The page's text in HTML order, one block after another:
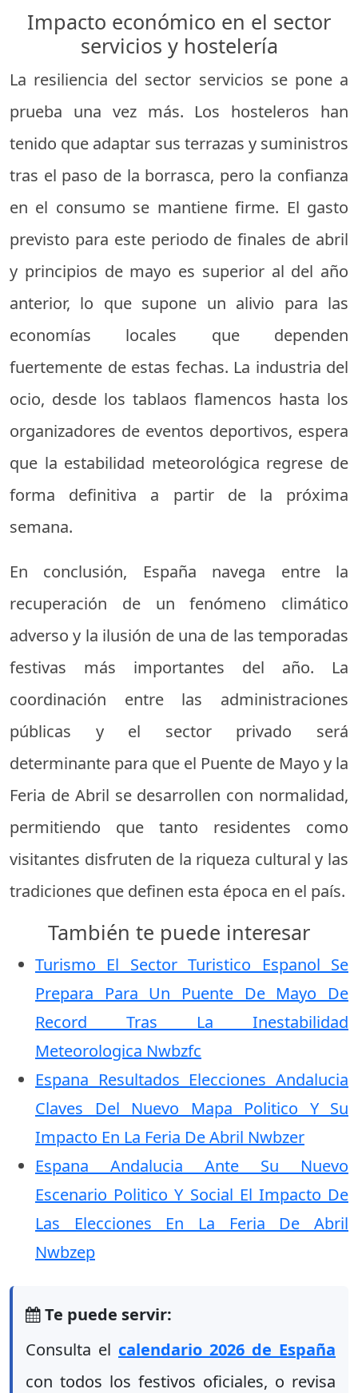
Impacto económico en el sector
servicios y hostelería
La resiliencia del sector servicios se pone a
prueba una vez más. Los hosteleros han
tenido que adaptar sus terrazas y suministros
tras el paso de la borrasca, pero la confianza
en el consumo se mantiene firme. El gasto
previsto para este periodo de finales de abril
y principios de mayo es superior al del año
anterior, lo que supone un alivio para las
economías locales que dependen
fuertemente de estas fechas. La industria del
ocio, desde los tablaos flamencos hasta los
organizadores de eventos deportivos, espera
que la estabilidad meteorológica regrese de
forma definitiva a partir de la próxima
semana.
En conclusión, España navega entre la
recuperación de un fenómeno climático
adverso y la ilusión de una de las temporadas
festivas más importantes del año. La
coordinación entre las administraciones
públicas y el sector privado será
determinante para que el Puente de Mayo y la
Feria de Abril se desarrollen con normalidad,
permitiendo que tanto residentes como
visitantes disfruten de la riqueza cultural y las
tradiciones que definen esta época en el país.
También te puede interesar
Turismo El Sector Turistico Espanol Se
Prepara Para Un Puente De Mayo De
Record Tras La Inestabilidad
Meteorologica Nwbzfc
Espana Resultados Elecciones Andalucia
Claves Del Nuevo Mapa Politico Y Su
Impacto En La Feria De Abril Nwbzer
Espana Andalucia Ante Su Nuevo
Escenario Politico Y Social El Impacto De
Las Elecciones En La Feria De Abril
Nwbzep
Te puede servir:
Consulta el calendario 2026 de España
con todos los festivos oficiales, o revisa